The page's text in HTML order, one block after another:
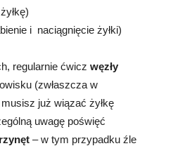
i naciągnięcie żyłki)
regularnie ćwicz węzły
(zwłaszcza w
już wiązać żyłkę
uwagę poświęć
– w tym przypadku źle